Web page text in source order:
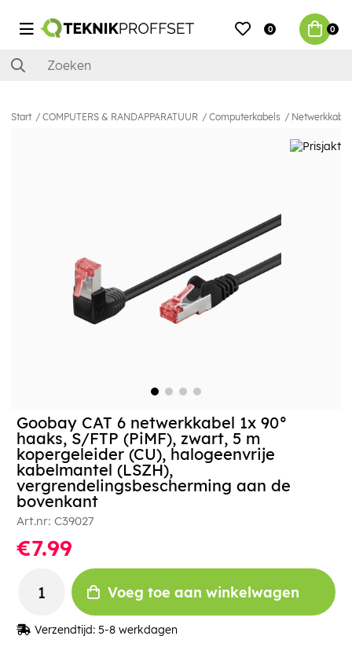
0 0
Start COMPUTERS & RANDAPPARATUUR Computerkabels
Goobay CAT 6 netwerkkabel 1x 90°
haaks, S/FTP (PiMF), zwart, 5 m
kopergeleider (CU), halogeenvrije
kabelmantel (LSZH),
vergrendelingsbescherming aan de
bovenkant
Art.nr: C39027
€7.99
Voeg toe aan winkelwagen
Verzendtijd: 5-8 werkdagen